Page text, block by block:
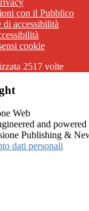
con il Pubblico
accessibilità
cookie
2517 volte
and
Publishing &
dati personali